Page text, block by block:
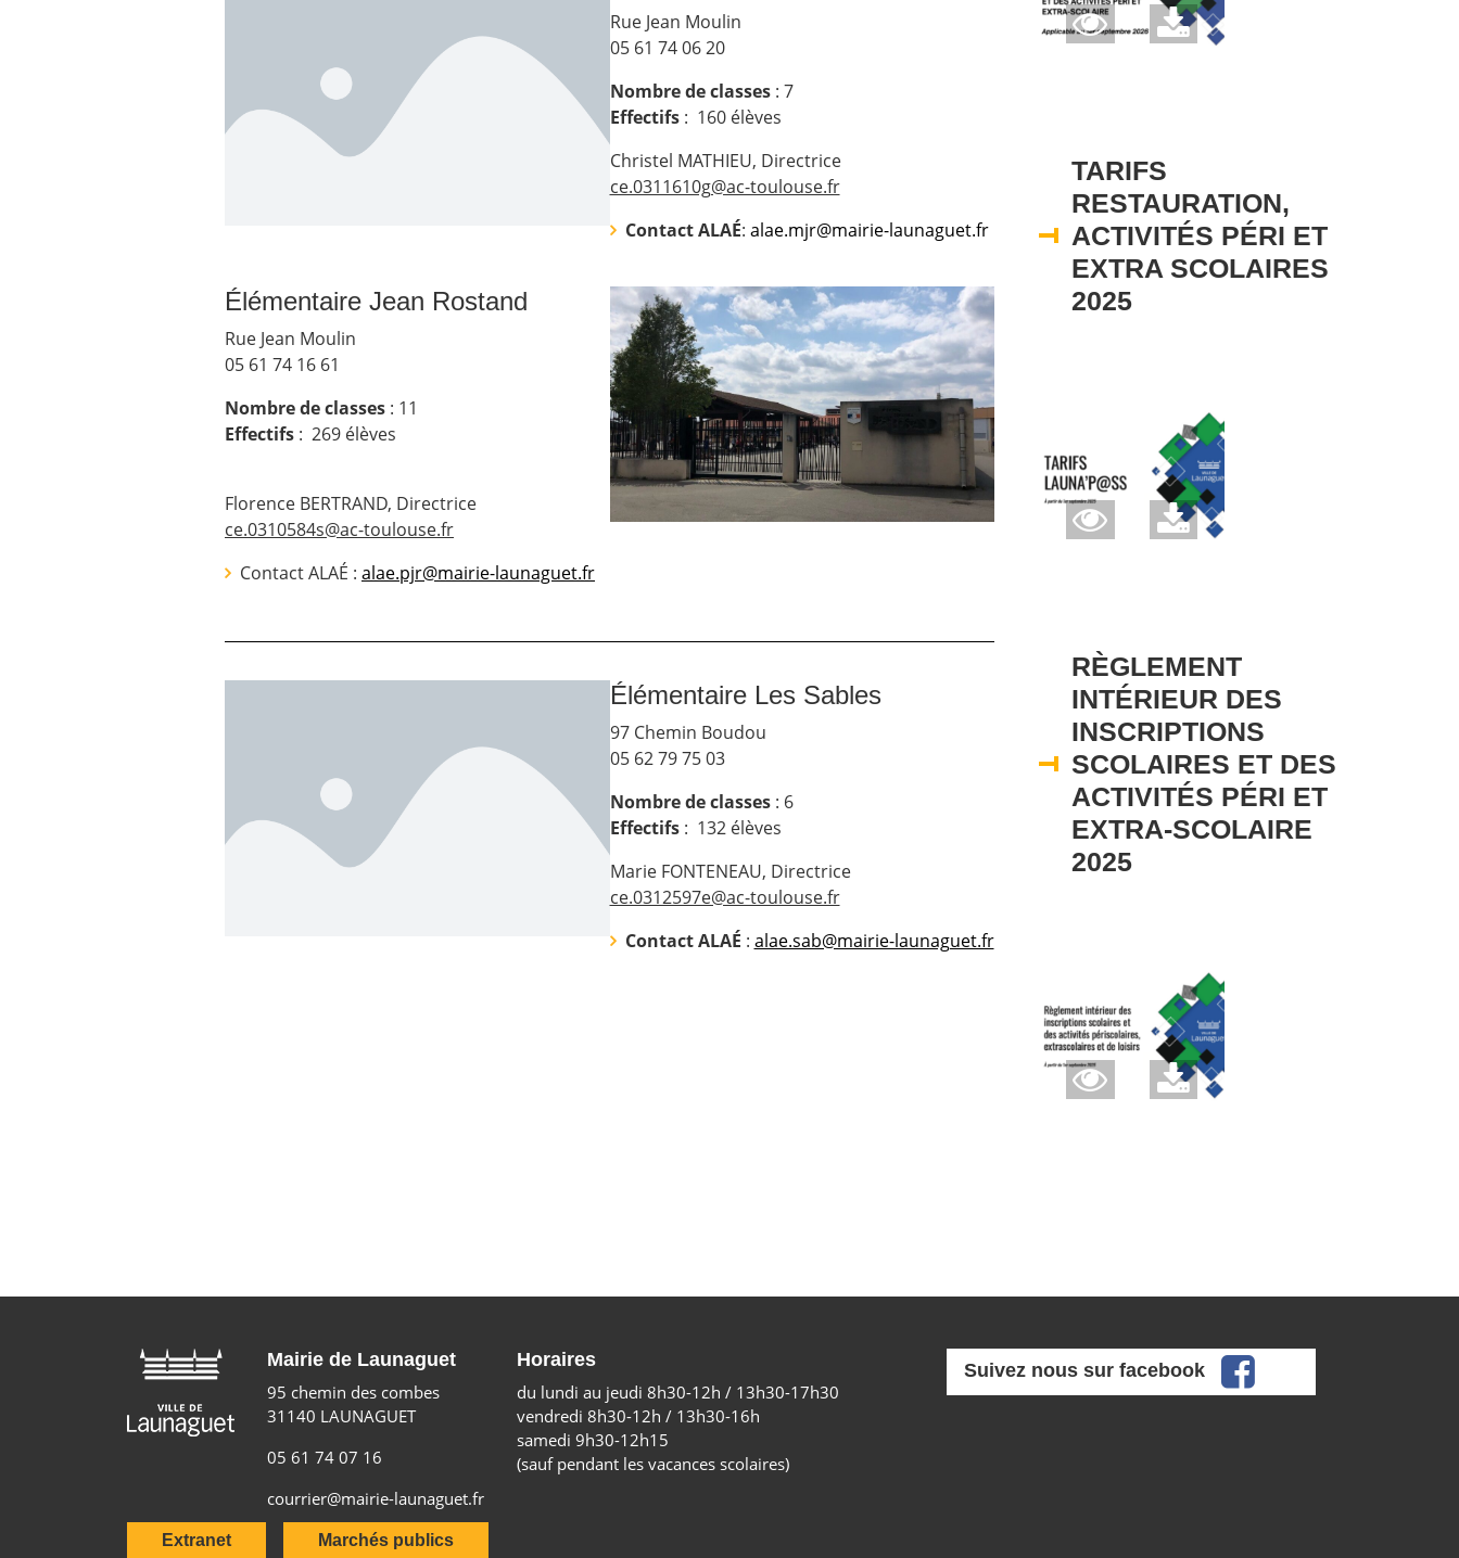
Rue Jean Moulin
05 61 74 06 20
Nombre de classes: 7
Effectifs: 160 élèves
Christel MATHIEU, Directrice
ce.0311610g@ac-toulouse.fr
Contact ALAÉ: alae.mjr@mairie-launaguet.fr
Élémentaire Jean Rostand
Rue Jean Moulin
05 61 74 16 61
Nombre de classes : 11
Effectifs : 269 élèves
Florence BERTRAND, Directrice
ce.0310584s@ac-toulouse.fr
Contact ALAÉ : alae.pjr@mairie-launaguet.fr
Élémentaire Les Sables
97 Chemin Boudou
05 62 79 75 03
Nombre de classes: 6
Effectifs: 132élèves
Marie FONTENEAU, Directrice
ce.0312597e@ac-toulouse.fr
Contact ALAÉ : alae.sab@mairie-launaguet.fr
TARIFS
RESTAURATION,
ACTIVITÉS PÉRI ET
EXTRA SCOLAIRES
2025
RÈGLEMENT
INTÉRIEUR DES
INSCRIPTIONS
SCOLAIRES ET DES
ACTIVITÉS PÉRI ET
EXTRA-SCOLAIRE
2025
Mairie de Launaguet
95 chemin des combes
31140 LAUNAGUET
05 61 74 07 16
courrier@mairie-launaguet.fr
Horaires
du lundi au jeudi 8h30-12h / 13h30-17h30
vendredi 8h30-12h / 13h30-16h
samedi 9h30-12h15
(sauf pendant les vacances scolaires)
Suivez nous sur facebook
Extranet Marchés publics